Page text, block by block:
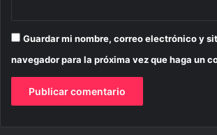
Guardar mi nombre, correo electrónico y
navegador para la próxima vez que haga un